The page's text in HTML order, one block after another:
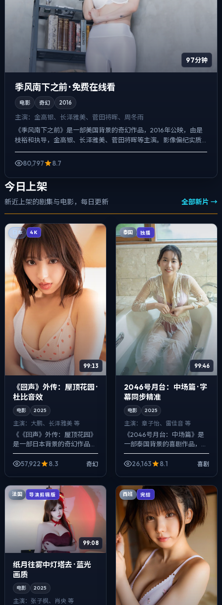
97分钟
季风南下之前 · 免费在线看
电影 奇幻 2016
主演： 金高银、长泽雅美、菅田将晖、周冬雨
《季风南下之前》是一部美国背景的奇幻作品，2016年公映，由是
枝裕和执导，金高银、长泽雅美、菅田将晖等主演。影像偏纪实质
感，手持与固定机位交替出现，喜剧桥段服务于人物性格，笑点...
80,797
8.7
今日上架
新近上架的剧集与电影，每日更新 全部新片 →
日本 4K
99:13
《回声》外传：屋顶花园 ·
杜比音效
电影 2025
主演： 大鹏、长泽雅美 等
《《回声》外传：屋顶花园》
是一部日本背景的奇幻作品，
2025年公映，由程耳执导，
大鹏、长泽雅美、赵涛等主
57,922 8.3 奇幻
泰国 独播
99:46
2046号月台：中场篇 · 字
幕同步精准
电影 2025
主演： 章子怡、雷佳音 等
《2046号月台：中场篇》是
一部泰国背景的喜剧作品，
2025年公映，由陈凯歌执
导，章子怡、雷佳音、菅田将
26,163 8.1 喜剧
法国 导演剪辑版
99:08
纸月往雾中灯塔去 · 蓝光
画质
电影 2025
主演： 张子枫、肖央 等
西班 完结